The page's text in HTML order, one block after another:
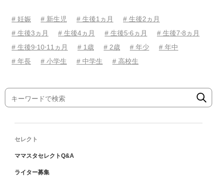
# 妊娠 # 新生児 # 生後1ヵ月
# 生後2ヵ月
# 生後3ヵ月
# 生後4ヵ月 # 生後5⋅6ヵ月
# 生後7⋅8ヵ月
# 生後9⋅10⋅11ヵ月
# 1歳 # 2歳 # 年少
# 年中
# 年長
# 小学生 # 中学生 # 高校生
セレクト
ママスタセレクトQ&A
ライター募集